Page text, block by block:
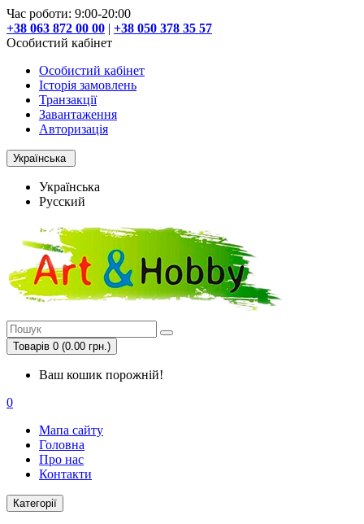
Час роботи: 9:00-20:00
+38 063 872 00 00 | +38 050 378 35 57
Особистий кабінет
Особистий кабінет
Історія замовлень
Транзакції
Завантаження
Авторизація
Українська
Українська
Русский
Товарів 0 (0.00 грн.)
Ваш кошик порожній!
0
Мапа сайту
Головна
Про нас
Контакти
Категорії